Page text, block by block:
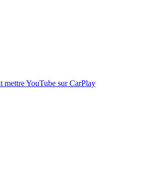
mettre YouTube sur CarPlay